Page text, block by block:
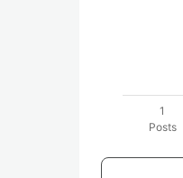
1
Posts